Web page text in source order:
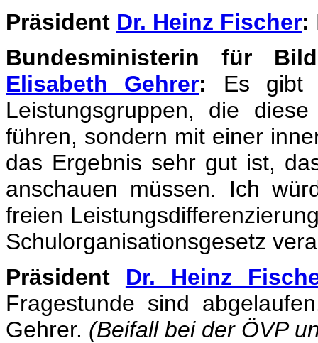
Präsident Dr. Heinz Fischer:
Bundesministerin für
Elisabeth Gehrer: Es gibt
Leistungsgruppen, die
führen, sondern mit einer
das Ergebnis sehr gut ist,
anschauen müssen. Ich
freien
Schulorganisationsgesetz
Präsident Dr. Heinz
Fragestunde sind
Gehrer. (Beifall bei der ÖVP